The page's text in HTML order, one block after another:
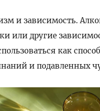
и зависимость.
или другие
как
и подавленных